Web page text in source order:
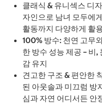
클래식 & 유니섹스 디
자인으로 남녀 모두에
활동까지 다양하게 활
100% 방수: 천연 고무
한 방수 성능 제공 – 비
감 유지
견고한 구조 & 편안한
된 아웃솔과 미끄럼 방
심과 자연 어디서든 안